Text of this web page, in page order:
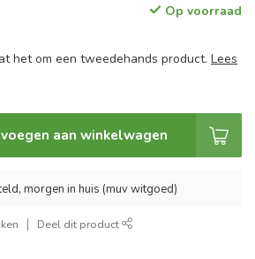
Op voorraad
het om een tweedehands product. Lees
aan winkelwagen
morgen in huis (muv witgoed)
Deel dit product